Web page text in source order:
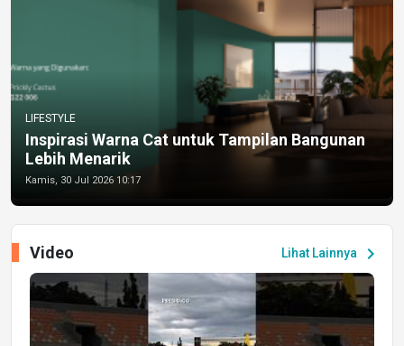
LIFESTYLE
Inspirasi Warna Cat untuk Tampilan Bangunan
Lebih Menarik
Kamis, 30 Jul 2026 10:17
Lihat Lainnya chevron_right
Video